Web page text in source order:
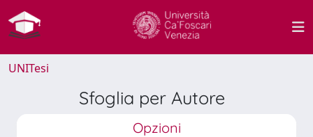
UNITesi
Sfoglia per Autore
Opzioni